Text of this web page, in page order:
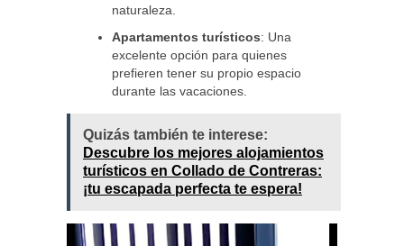
naturaleza.
Apartamentos turísticos: Una
excelente opción para quienes
prefieren tener su propio espacio
durante las vacaciones.
Quizás también te interese:
Descubre los mejores alojamientos
turísticos en Collado de Contreras:
¡tu escapada perfecta te espera!